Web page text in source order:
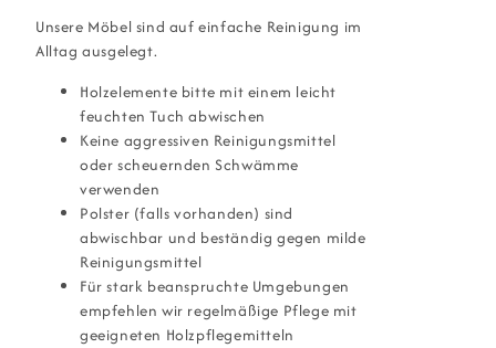
Unsere Möbel sind auf einfache Reinigung im
Alltag ausgelegt.
Holzelemente bitte mit einem leicht
feuchten Tuch abwischen
Keine aggressiven Reinigungsmittel
oder scheuernden Schwämme
verwenden
Polster (falls vorhanden) sind
abwischbar und beständig gegen milde
Reinigungsmittel
Für stark beanspruchte Umgebungen
empfehlen wir regelmäßige Pflege mit
geeigneten Holzpflegemitteln